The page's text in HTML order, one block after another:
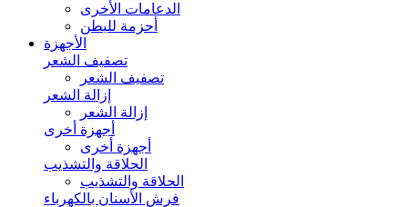
الدعامات الأخرى
أحزمة للبطن
الأجهزة
تصفيف الشعر
تصفيف الشعر
إزالة الشعر
إزالة الشعر
أجهزة أخرى
أجهزة أخرى
الحلاقة والتشذيب
الحلاقة والتشذيب
فرش الأسنان بالكهرباء